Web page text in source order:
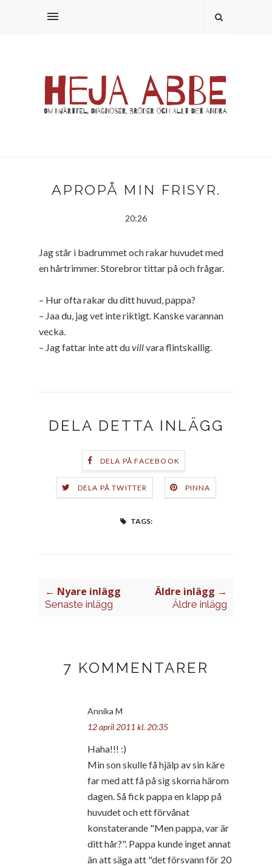
APROPÅ MIN FRISYR.
20:26
Jag står i badrummet och rakar huvudet med
en hårtrimmer. Storebror tittar på och frågar.
– Hur ofta rakar du ditt huvud, pappa?
– Jaa du, jag vet inte riktigt. Kanske varannan
vecka.
– Jag fattar inte att duvillvara flintskallig.
DELA DETTA INLÄGG
DELA PÅ FACEBOOK
DELA PÅ TWITTER PINNA
TAGS:
← Nyare inlägg
Senaste inlägg
Äldre inlägg →
Äldre inlägg
7 KOMMENTARER
Annika M
12 april 2011 kl. 20:35
Haha!!! :)
Min son skulle få hjälp av sin käre
far med att få på sig skorna härom
dagen. Så fick pappa en klapp på
huvudet och ett förvånat
konstaterande "Men pappa, var är
ditt hår?". Pappa kunde inget annat
än att säga att "det försvann för 20